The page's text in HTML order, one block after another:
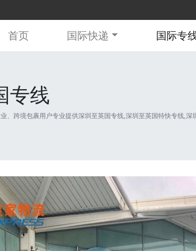
首页 国际快递 国际专
专线
、跨境包裹用户专业提供深圳至英国专线,深圳至英国特快专线,